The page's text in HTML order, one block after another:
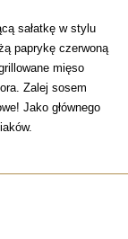
sałatkę w stylu
paprykę czerwoną
mięso
Zalej sosem
Jako głównego